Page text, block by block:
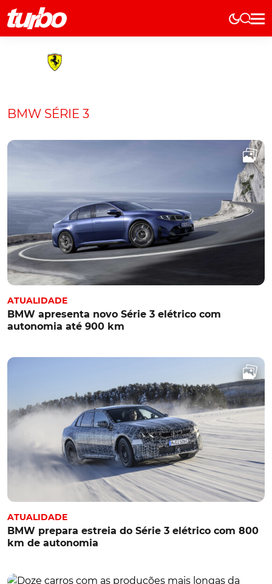
Elétricos
Comerciais
Curiosidades
Técnica
Testes
BMW SÉRIE 3
ATUALIDADE
BMW apresenta novo Série 3 elétrico com
autonomia até 900 km
ATUALIDADE
BMW prepara estreia do Série 3 elétrico com 800
km de autonomia